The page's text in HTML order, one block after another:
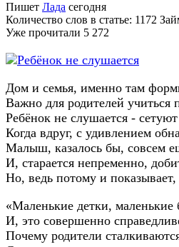
Пишет Лада сегодня
Количество слов в статье: 1172
Уже прочитали 5 272
Дом и семья, именно там
Важно для родителей
Ребёнок не слушается -
Когда вдруг, с удивлением
Малыш, казалось бы, совсем
И, старается непременно,
Но, ведь потому и
«Маленькие детки, маленькие
И, это совершенно
Почему родители